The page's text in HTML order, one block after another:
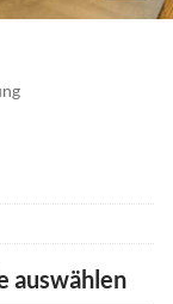
auswählen